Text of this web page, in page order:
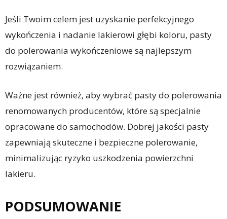
Jeśli Twoim celem jest uzyskanie perfekcyjnego
wykończenia i nadanie lakierowi głębi koloru, pasty
do polerowania wykończeniowe są najlepszym
rozwiązaniem.
Ważne jest również, aby wybrać pasty do polerowania
renomowanych producentów, które są specjalnie
opracowane do samochodów. Dobrej jakości pasty
zapewniają skuteczne i bezpieczne polerowanie,
minimalizując ryzyko uszkodzenia powierzchni
lakieru.
PODSUMOWANIE